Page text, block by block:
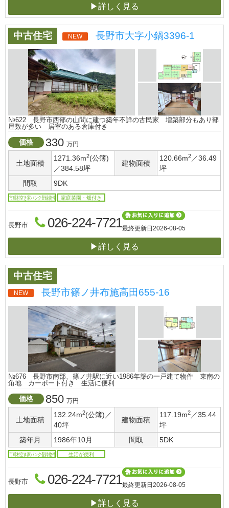
▶詳しく見る
中古住宅 NEW 長野市大字小鍋3396-1
№622 長野市西部の山間に建つ築年不詳の古民家 増築部分もあり部
屋数が多い 居室のある倉庫付き
価格 330 万円
土地面積
1271.36m2(公簿)
／384.58坪
建物面積
120.66m2 ／36.49
坪
間取
9DK
市町村空き家バンク登録物件 家庭菜園・畑付き
長野市 026-224-7721最終更新日 2026-08-05
▶詳しく見る
中古住宅
NEW 長野市篠ノ井布施高田655-16
№676 長野市南部、篠ノ井駅に近い1986年築の一戸建て物件 東南の
角地 カーポート付き 生活に便利
価格 850 万円
土地面積
132.24m2(公簿)／
40坪
建物面積
117.19m2 ／35.44
坪
築年月
1986年10月 間取 5DK
市町村空き家バンク登録物件 生活が便利
長野市 026-224-7721最終更新日 2026-08-05
▶詳しく見る